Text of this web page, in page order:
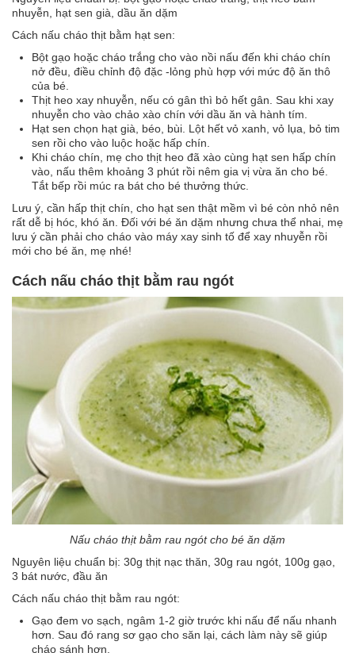
nhuyễn, hạt sen già, dầu ăn dặm
Cách nấu cháo thịt bằm hạt sen:
Bột gạo hoặc cháo trắng cho vào nồi nấu đến khi cháo chín
nở đều, điều chỉnh độ đặc -lỏng phù hợp với mức độ ăn thô
của bé.
Thịt heo xay nhuyễn, nếu có gân thì bỏ hết gân. Sau khi xay
nhuyễn cho vào chảo xào chín với dầu ăn và hành tím.
Hạt sen chọn hạt già, béo, bùi. Lột hết vỏ xanh, vỏ lụa, bỏ tim
sen rồi cho vào luộc hoặc hấp chín.
Khi cháo chín, mẹ cho thịt heo đã xào cùng hạt sen hấp chín
vào, nấu thêm khoảng 3 phút rồi nêm gia vị vừa ăn cho bé.
Tắt bếp rồi múc ra bát cho bé thưởng thức.
Lưu ý, cần hấp thịt chín, cho hạt sen thật mềm vì bé còn nhỏ nên
rất dễ bị hóc, khó ăn. Đối với bé ăn dặm nhưng chưa thể nhai, mẹ
lưu ý cần phải cho cháo vào máy xay sinh tố để xay nhuyễn rồi
mới cho bé ăn, mẹ nhé!
Cách nấu cháo thịt bằm rau ngót
Nấu cháo thịt bằm rau ngót cho bé ăn dặm
Nguyên liệu chuẩn bị: 30g thịt nạc thăn, 30g rau ngót, 100g gạo,
3 bát nước, đầu ăn
Cách nấu cháo thịt bằm rau ngót:
Gạo đem vo sạch, ngâm 1-2 giờ trước khi nấu để nấu nhanh
hơn. Sau đó rang sơ gạo cho săn lại, cách làm này sẽ giúp
cháo sánh hơn.